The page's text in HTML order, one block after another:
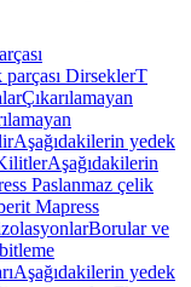
DirseklerT
Çıkarılamayan
Aşağıdakilerin yedek
Aşağıdakilerin
Paslanmaz çelik
Mapress
Borular ve
Aşağıdakilerin yedek